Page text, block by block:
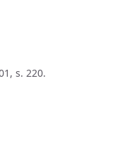
s. 220.